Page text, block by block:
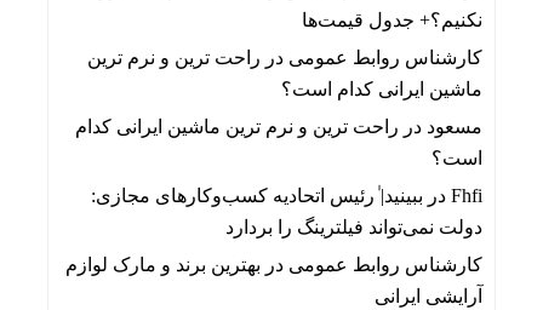
نکنیم؟+ جدول قیمت‌ها
کارشناس روابط عمومی در راحت ترین و نرم ترین
ماشین ایرانی کدام است؟
مسعود در راحت ترین و نرم ترین ماشین ایرانی کدام
است؟
Fhfi در ببینید| ٰرئیس اتحادیه کسب‌وکارهای مجازی:
دولت نمی‌تواند فیلترینگ را بردارد
کارشناس روابط عمومی در بهترین برند و مارک لوازم
آرایشی ایرانی